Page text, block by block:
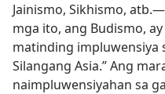
Jainismo, Sikhismo,
mga ito, ang Budismo,
matinding impluwensiya
Silangang Asia.” Ang
naimpluwensiyahan sa